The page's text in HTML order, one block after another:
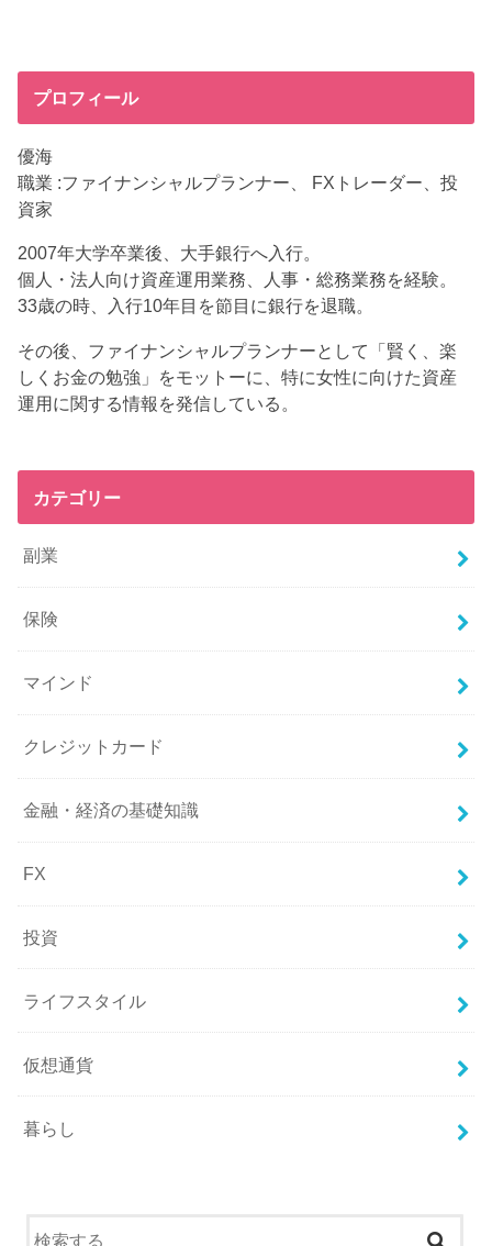
プロフィール
優海
職業 :ファイナンシャルプランナー、 FXトレーダー、投
資家
2007年大学卒業後、大手銀行へ入行。
個人・法人向け資産運用業務、人事・総務業務を経験。
33歳の時、入行10年目を節目に銀行を退職。
その後、ファイナンシャルプランナーとして「賢く、楽
しくお金の勉強」をモットーに、特に女性に向けた資産
運用に関する情報を発信している。
カテゴリー
副業
保険
マインド
クレジットカード
金融・経済の基礎知識
FX
投資
ライフスタイル
仮想通貨
暮らし